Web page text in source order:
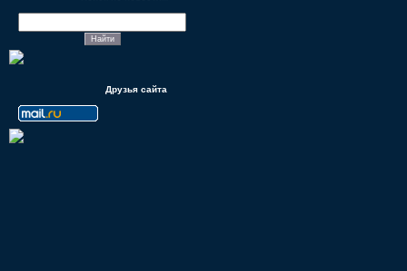
Друзья сайта